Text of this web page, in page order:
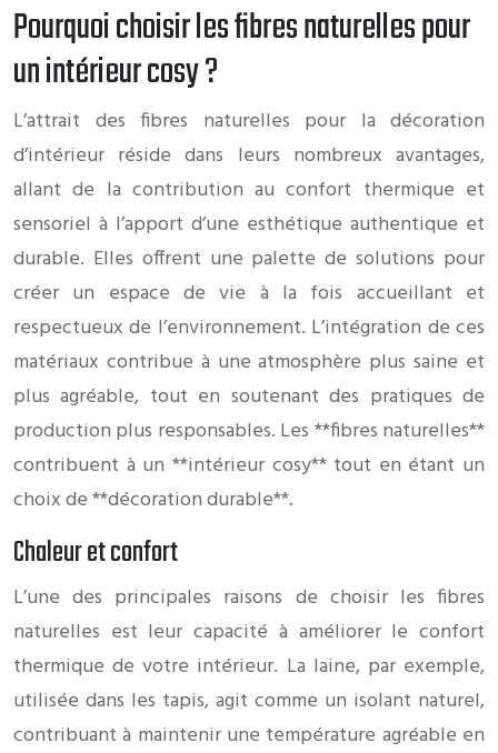
Pourquoi choisir les fibres naturelles pour
un intérieur cosy ?
L’attrait des fibres naturelles pour la décoration
d’intérieur réside dans leurs nombreux avantages,
allant de la contribution au confort thermique et
sensoriel à l’apport d’une esthétique authentique et
durable. Elles offrent une palette de solutions pour
créer un espace de vie à la fois accueillant et
respectueux de l’environnement. L’intégration de ces
matériaux contribue à une atmosphère plus saine et
plus agréable, tout en soutenant des pratiques de
production plus responsables. Les **fibres naturelles**
contribuent à un **intérieur cosy** tout en étant un
choix de **décoration durable**.
Chaleur et confort
L’une des principales raisons de choisir les fibres
naturelles est leur capacité à améliorer le confort
thermique de votre intérieur. La laine, par exemple,
utilisée dans les tapis, agit comme un isolant naturel,
contribuant à maintenir une température agréable en